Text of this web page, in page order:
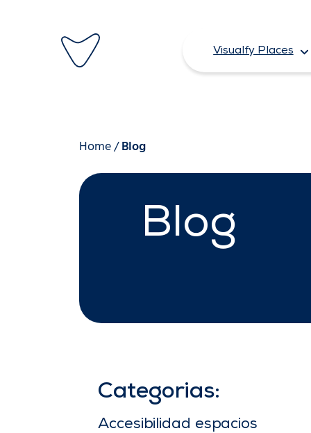
contenido
Visualfy Places
Home/Blog
Blog
Categorias:
Accesibilidad espacios